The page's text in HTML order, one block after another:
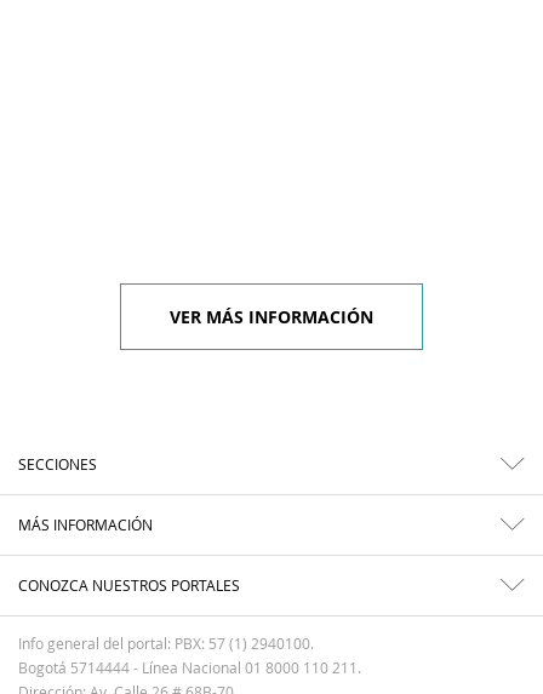
VER MÁS INFORMACIÓN
SECCIONES
MÁS INFORMACIÓN
CONOZCA NUESTROS PORTALES
Info general del portal: PBX: 57 (1) 2940100.
Bogotá 5714444 - Línea Nacional 01 8000 110 211.